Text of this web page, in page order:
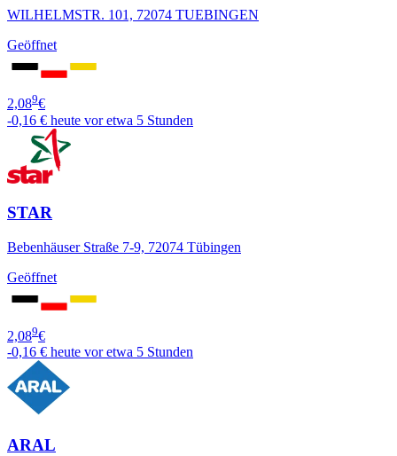
WILHELMSTR. 101, 72074 TUEBINGEN
Geöffnet
2,089€
-0,16 € heute vor etwa 5 Stunden
STAR
Bebenhäuser Straße 7-9, 72074 Tübingen
Geöffnet
2,089€
-0,16 € heute vor etwa 5 Stunden
ARAL